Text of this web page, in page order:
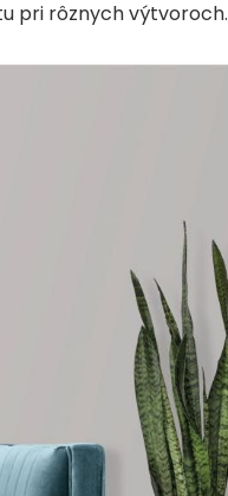
pri rôznych výtvoroch.